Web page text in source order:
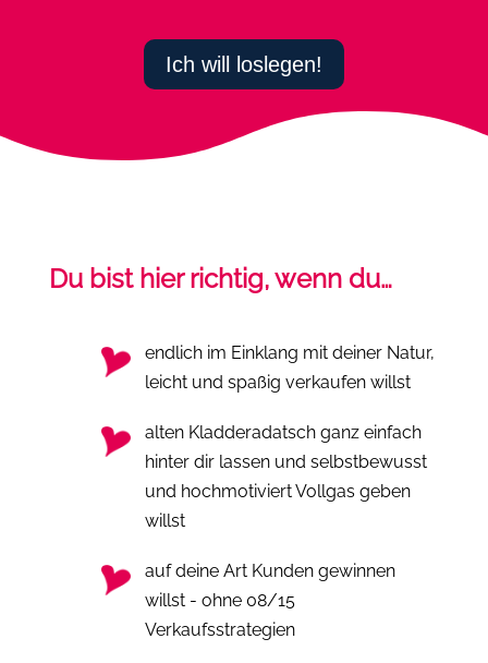
Ich will loslegen!
Du bist hier richtig, wenn du…
endlich im Einklang mit deiner Natur,
leicht und spaßig verkaufen willst
alten Kladderadatsch ganz einfach
hinter dir lassen und selbstbewusst
und hochmotiviert Vollgas geben
willst
auf deine Art Kunden gewinnen
willst - ohne 08/15
Verkaufsstrategien